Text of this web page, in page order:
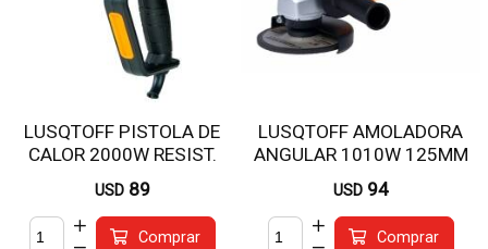
LUSQTOFF PISTOLA DE
CALOR 2000W RESIST.
CERAMICA C/ACCES.
PCL2000-9
USD 89
Comprar
LUSQTOFF AMOLADORA
ANGULAR 1010W 125MM
AML1010-8
USD 94
Comprar